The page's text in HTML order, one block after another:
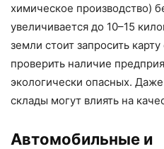
химическое производство)
увеличивается до 10–15
земли стоит запросить
проверить наличие
экологически опасных.
склады могут влиять на
Автомобильные и